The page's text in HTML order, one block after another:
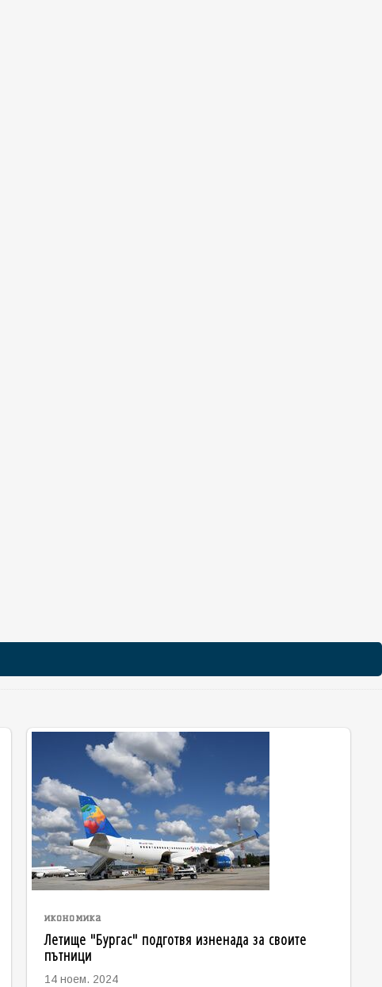
икономика
Летище "Бургас" подготвя изненада за своите
пътници
14 ноем. 2024